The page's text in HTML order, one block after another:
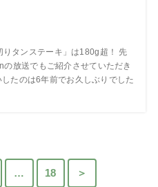
タンステーキ」は180g超！ 先
放送でもご紹介させていただき
たのは6年前でお久しぶりでした
… 18 ＞